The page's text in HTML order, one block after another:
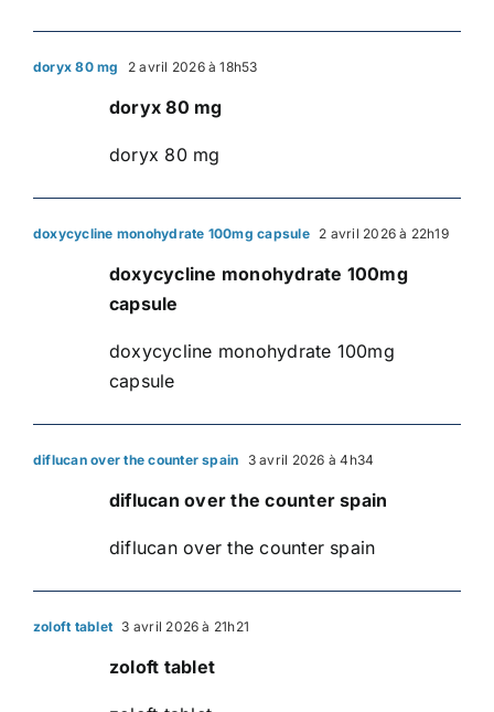
doryx 80 mg 2 avril 2026 à 18h53
doryx 80 mg
doryx 80 mg
doxycycline monohydrate 100mg capsule 2 avril 2026 à 22h19
doxycycline monohydrate 100mg
capsule
doxycycline monohydrate 100mg
capsule
diflucan over the counter spain 3 avril 2026 à 4h34
diflucan over the counter spain
diflucan over the counter spain
zoloft tablet 3 avril 2026 à 21h21
zoloft tablet